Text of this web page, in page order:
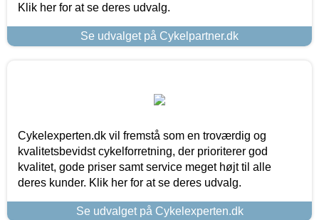
Klik her for at se deres udvalg.
Se udvalget på Cykelpartner.dk
Cykelexperten.dk vil fremstå som en troværdig og
kvalitetsbevidst cykelforretning, der prioriterer god
kvalitet, gode priser samt service meget højt til alle
deres kunder. Klik her for at se deres udvalg.
Se udvalget på Cykelexperten.dk